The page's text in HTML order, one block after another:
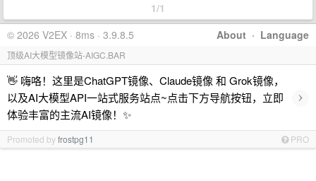
1/1
About · Language
© 2026 V2EX · 8ms · 3.9.8.5
顶级AI大模型镜像站-AIGC.BAR
👋 嗨咯！这里是ChatGPT镜像、Claude镜像 和 Grok镜像，
以及AI大模型API一站式服务站点~点击下方导航按钮，立即
体验丰富的主流AI镜像！✨
›
Promoted byfrostpg11 PRO